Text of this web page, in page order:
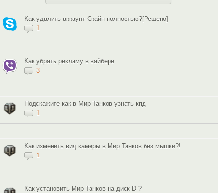
Как удалить аккаунт Скайп полностью?[Решено]
1
Как убрать рекламу в вайбере
3
Подскажите как в Мир Танков узнать кпд
1
Как изменить вид камеры в Мир Танков без мышки?!
1
Как установить Мир Танков на диск D ?